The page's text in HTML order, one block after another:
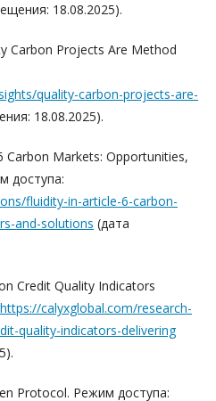
18.08.2025).
Carbon Projects Are Method
quality-carbon-projects-are-
18.08.2025).
Carbon Markets: Opportunities,
доступа:
fluidity-in-article-6-carbon-
and-solutions (дата
Credit Quality Indicators
https://calyxglobal.com/research-
quality-indicators-delivering
Protocol. Режим доступа: